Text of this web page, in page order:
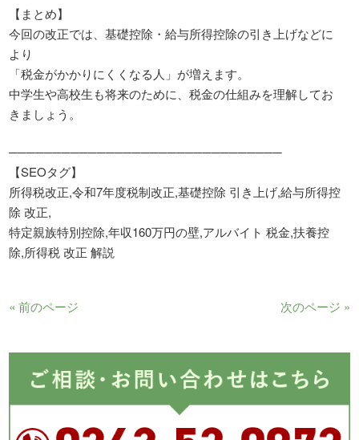
【まとめ】
今回の改正では、基礎控除・給与所得控除の引き上げなどに
より
「税金がかかりにくくなる人」が増えます。
中学生や高校生も将来のために、税金の仕組みを理解してお
きましょう。
───────────────────────────────
【SEOタグ】
所得税改正,令和7年度税制改正,基礎控除 引き上げ,給与所得控
除 改正,
特定親族特別控除,年収160万円の壁,アルバイト 税金,扶養控
除,所得税 改正 解説
« 前のページ 次のページ »